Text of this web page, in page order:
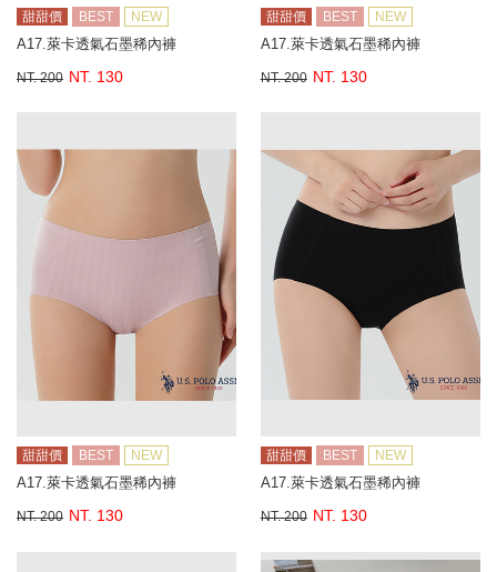
甜甜價 BEST NEW
A17.萊卡透氣石墨稀內褲
NT. 200 NT. 130
甜甜價 BEST NEW
A17.萊卡透氣石墨稀內褲
NT. 200 NT. 130
甜甜價 BEST NEW
A17.萊卡透氣石墨稀內褲
NT. 200 NT. 130
甜甜價 BEST NEW
A17.萊卡透氣石墨稀內褲
NT. 200 NT. 130